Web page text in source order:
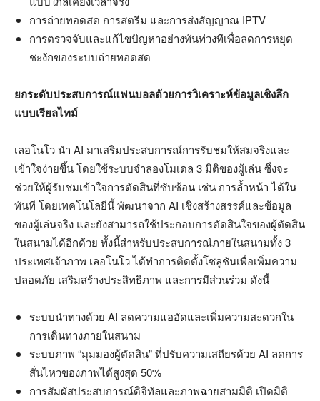
การถ่ายทอดสด การสตรีม และการส่งสัญญาณ IPTV
การตรวจจับและแก้ไขปัญหาอย่างทันท่วงทีเพื่อลดการหยุด
ชะงักของระบบถ่ายทอดสด
ยกระดับประสบการณ์แฟนบอลด้วยการวิเคราะห์ข้อมูลเชิงลึก
แบบเรียลไทม์
เลอโนโว นำ AI มาเสริมประสบการณ์การรับชมให้สมจริงและ
เข้าใจง่ายขึ้น โดยใช้ระบบจำลองโมเดล 3 มิติของผู้เล่น ซึ่งจะ
ช่วยให้ผู้รับชมเข้าใจการตัดสินที่ซับซ้อน เช่น การล้ำหน้า ได้ใน
ทันที โดยเทคโนโลยีนี้ พัฒนาจาก AI เชิงสร้างสรรค์และข้อมูล
ของผู้เล่นจริง และยังสามารถใช้ประกอบการตัดสินใจของผู้ตัดสิน
ในสนามได้อีกด้วย ทั้งนี้สำหรับประสบการณ์ภายในสนามทั้ง 3
ประเทศเจ้าภาพ เลอโนโว ได้ทำการติดตั้งโซลูชันเพื่อเพิ่มความ
ปลอดภัย เสริมสร้างประสิทธิภาพ และการมีส่วนร่วม ดังนี้
ระบบนำทางด้วย AI ลดความแออัดและเพิ่มความสะดวกใน
การเดินทางภายในสนาม
ระบบภาพ “มุมมองผู้ตัดสิน” ที่ปรับความเสถียรด้วย AI ลดการ
สั่นไหวของภาพได้สูงสุด 50%
การสัมผัสประสบการณ์ดิจิทัลและภาพฉายสามมิติ เปิดมิติ